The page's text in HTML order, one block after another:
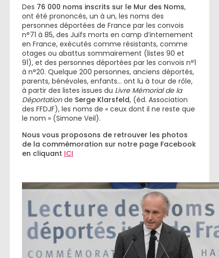
Des 76 000 noms inscrits sur le Mur des Noms,
ont été prononcés, un à un, les noms des
personnes déportées de France par les convois
n°71 à 85, des Juifs morts en camp d’internement
en France, exécutés comme résistants, comme
otages ou abattus sommairement (listes 90 et
91), et des personnes déportées par les convois n°1
à n°20. Quelque 200 personnes, anciens déportés,
parents, bénévoles, enfants… ont lu à tour de rôle,
à partir des listes issues du Livre Mémorial de la
Déportationde Serge Klarsfeld, (éd. Association
des FFDJF), les noms de « ceux dont il ne reste que
le nom » (Simone Veil).
Nous vous proposons de retrouver les photos
de la commémoration sur notre page Facebook
en cliquant ICI